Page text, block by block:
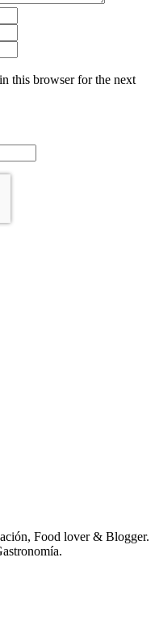
this browser for the next
Food lover & Blogger.